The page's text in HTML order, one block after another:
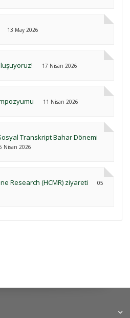
13 May 2026
17 Nisan 2026
11 Nisan 2026
Transkript Bahar Dönemi
Nisan 2026
Research (HCMR) ziyareti
05